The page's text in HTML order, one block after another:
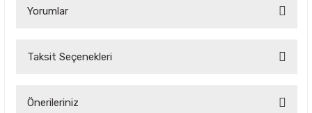
Yorumlar
Taksit Seçenekleri
Önerileriniz